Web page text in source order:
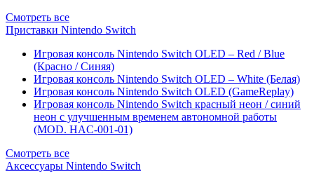
Смотреть все
Приставки Nintendo Switch
Игровая консоль Nintendo Switch OLED – Red / Blue
(Красно / Синяя)
Игровая консоль Nintendo Switch OLED – White (Белая)
Игровая консоль Nintendo Switch OLED (GameReplay)
Игровая консоль Nintendo Switch красный неон / синий
неон с улучшенным временем автономной работы
(MOD. HAC-001-01)
Смотреть все
Аксессуары Nintendo Switch